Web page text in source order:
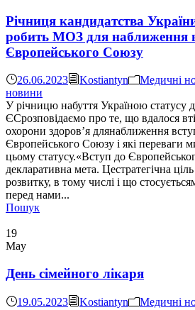
Річниця кандидатства
робить МОЗ для наближення
Європейського Союзу
26.06.2023 Kostiantyn Медичні
новини
У річницю набуття Україною статусу
ЄСрозповідаємо про те, що вдалося
охорони здоров’я длянаближення
Європейського Союзу і які переваги
цьому статусу.«Вступ до
декларативна мета. Цестратегічна
розвитку, в тому числі і що
перед нами...
Пошук
19
May
День сімейного лікаря
19.05.2023 Kostiantyn Медичні